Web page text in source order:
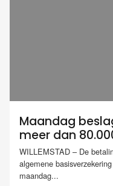
Maandag
meer dan
WILLEMSTAD – De
algemene
maandag...